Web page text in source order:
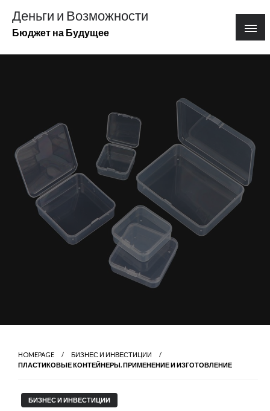
содержимому
Деньги и Возможности
Бюджет на Будущее
HOMEPAGE
БИЗНЕС И ИНВЕСТИЦИИ
ПЛАСТИКОВЫЕ КОНТЕЙНЕРЫ. ПРИМЕНЕНИЕ И ИЗГОТОВЛЕНИЕ
БИЗНЕС И ИНВЕСТИЦИИ